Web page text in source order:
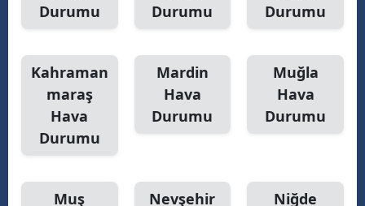
Durumu
Durumu
Durumu
Kahraman
maraş
Hava
Durumu
Mardin
Hava
Durumu
Muğla
Hava
Durumu
Muş
Nevşehir
Niğde